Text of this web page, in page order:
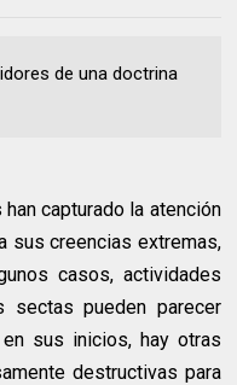
de una doctrina
capturado la atención
sus creencias extremas,
casos, actividades
sectas pueden parecer
sus inicios, hay otras
destructivas para